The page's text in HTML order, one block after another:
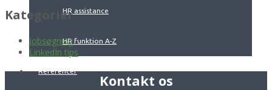
HR assistance
HR funktion A-Z
Referencer
Kategorier
Jobsøgning
LinkedIn tips
Kontakt os